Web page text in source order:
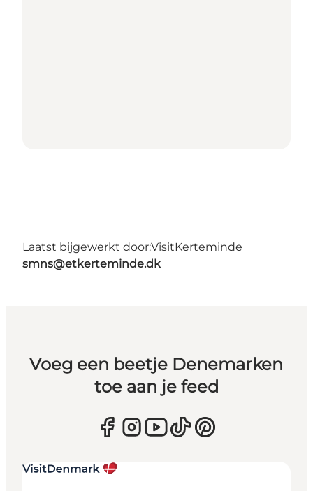
Laatst bijgewerkt door:VisitKerteminde
smns@etkerteminde.dk
Voeg een beetje Denemarken
toe aan je feed